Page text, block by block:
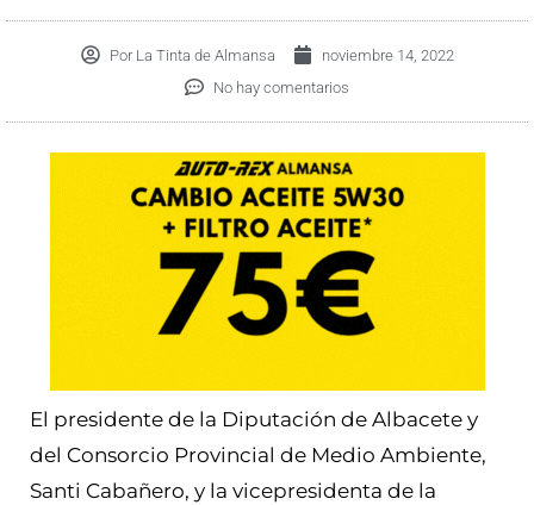
PorLa Tinta de Almansa
noviembre 14, 2022
No hay comentarios
El presidente de la Diputación de Albacete y
del Consorcio Provincial de Medio Ambiente,
Santi Cabañero, y la vicepresidenta de la